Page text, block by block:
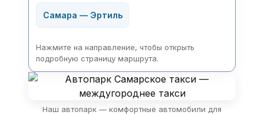
Самара — Эртиль
Нажмите на направление, чтобы открыть
подробную страницу маршрута.
Наш автопарк — комфортные автомобили для